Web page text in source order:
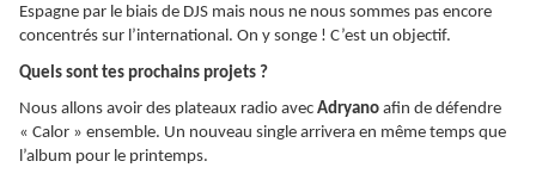
Espagne par le biais de DJS mais nous ne nous sommes pas encore
concentrés sur l’international. On y songe ! C’est un objectif.
Quels sont tes prochains projets ?
Nous allons avoir des plateaux radio avec Adryano afin de défendre
« Calor » ensemble. Un nouveau single arrivera en même temps que
l’album pour le printemps.